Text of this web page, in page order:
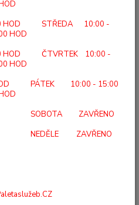
Tlakoměr na
HOD STŘEDA 10:00 -
HOD
HOD ČTVRTEK 10:00 -
HOD
PÁTEK 10:00 - 15:00
SOBOTA ZAVŘENO
NEDĚLE ZAVŘENO